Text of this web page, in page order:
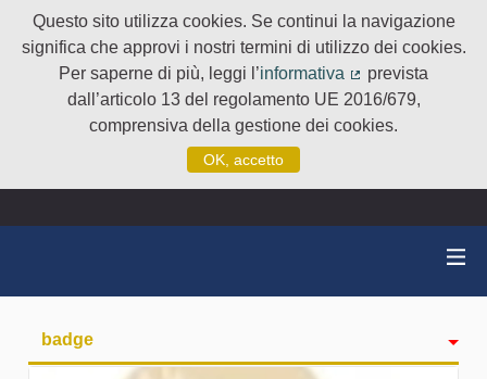
Questo sito utilizza cookies. Se continui la navigazione
significa che approvi i nostri termini di utilizzo dei cookies.
Per saperne di più, leggi l’informativa
(Collegamento
prevista
dall’articolo 13 del regolamento UE 2016/679,
comprensiva della gestione dei cookies.
OK, accetto
badge